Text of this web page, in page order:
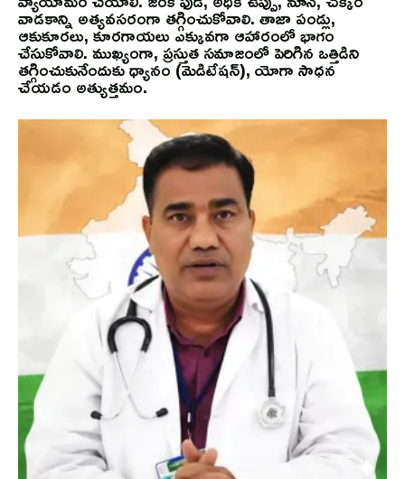
వాడకాన్ని అత్యవసరంగా తగ్గించుకోవాలి. తాజా పండ్లు,
ఆకుకూరలు, కూరగాయలు ఎక్కువగా ఆహారంలో భాగం
చేసుకోవాలి. ముఖ్యంగా, ప్రస్తుత సమాజంలో పెరిగిన ఒత్తిడిని
తగ్గించుకునేందుకు ధ్యానం (మెడిటేషన్), యోగా సాధన
చేయడం అత్యుత్తమం.